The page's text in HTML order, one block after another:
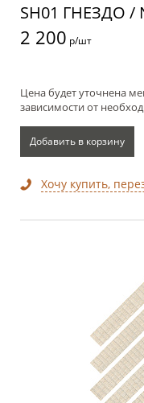
SH01 ГНЕЗДО /
2 200 р/шт
Цена будет уточнена
зависимости от
Добавить в корзину
Хочу купить,